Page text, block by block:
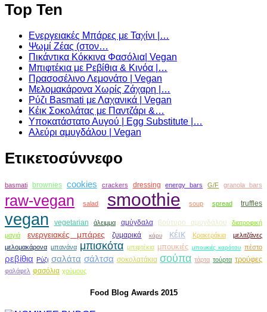
Top Ten
Ενεργειακές Μπάρες με Ταχίνι |…
Ψωμί Ζέας (στον…
Πικάντικα Κόκκινα Φασόλια| Vegan
Μπιφτέκια με Ρεβίθια & Κινόα |…
Πρασοσέλινο Λεμονάτο | Vegan
Μελομακάρονα Χωρίς Ζάχαρη |…
Ρύζι Basmati με Λαχανικά | Vegan
Κέικ Σοκολάτας με Παντζάρι &…
Υποκατάστατο Αυγού | Egg Substitute |…
Αλεύρι αμυγδάλου | Vegan
Ετικετοσύννεφο
basmati brownies cookies crackers dressing energy bars G/F granola bars
raw-vegan salad smoothie soup spread truffles
vegan vegetarian άλειμμα αμύγδαλα βούτυρο αμυγδάλου
διατροφική
μαγιά
ενεργειακές μπάρες ζυμαρικά κάρυ κέικ Κρακεράκια
μελιτζάνες
μελομακάρονα μπανάνα μπισκότα μπιφτέκια μπουκιές μπουκιές καρότου πέστο
ρεβίθια Ρύζι σαλάτα σάλτσα σοκολατάκια σούπα τάρτα τούρτα τρούφες
φαλάφελ φασόλια χούμους
Food Blog Awards 2015